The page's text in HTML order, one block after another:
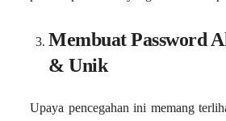
Membuat Password
& Unik
Upaya pencegahan ini memang